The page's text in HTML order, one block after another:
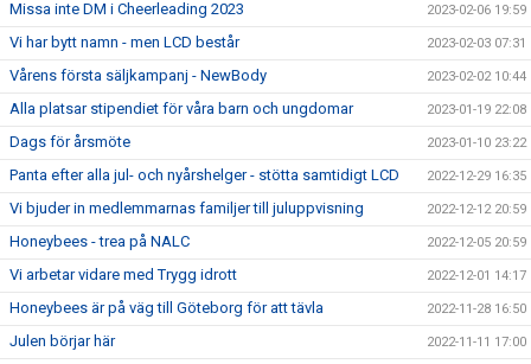
Missa inte DM i Cheerleading 2023 2023-02-06 19:59
Vi har bytt namn - men LCD består 2023-02-03 07:31
Vårens första säljkampanj - NewBody 2023-02-02 10:44
Alla platsar stipendiet för våra barn och ungdomar 2023-01-19 22:08
Dags för årsmöte 2023-01-10 23:22
Panta efter alla jul- och nyårshelger - stötta samtidigt LCD 2022-12-29 16:35
Vi bjuder in medlemmarnas familjer till juluppvisning 2022-12-12 20:59
Honeybees - trea på NALC 2022-12-05 20:59
Vi arbetar vidare med Trygg idrott 2022-12-01 14:17
Honeybees är på väg till Göteborg för att tävla 2022-11-28 16:50
Julen börjar här 2022-11-11 17:00